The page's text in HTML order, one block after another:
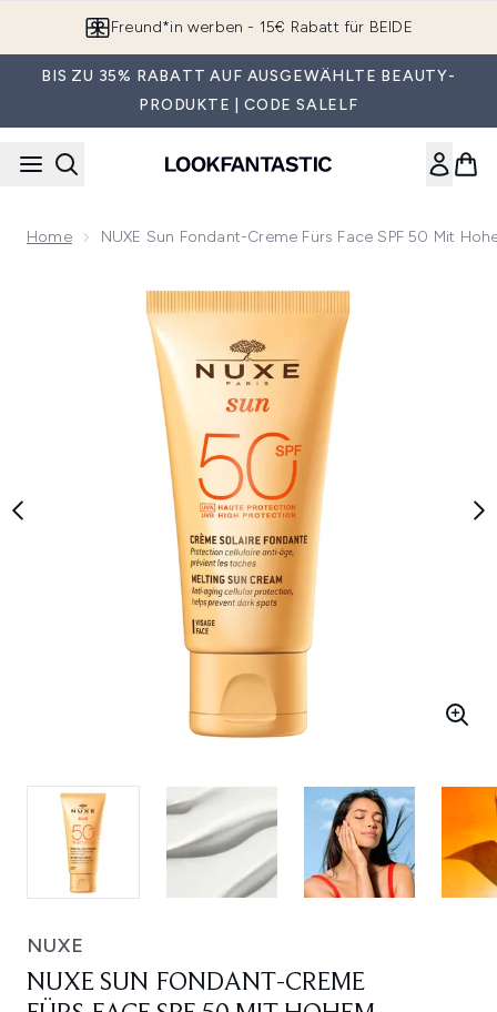
Freund*in werben - 15€ Rabatt für BEIDE
BIS ZU 35% RABATT AUF AUSGEWÄHLTE BEAUTY-
PRODUKTE | CODE SALELF
Home NUXE Sun Fondant-Creme Fürs Face SPF 50 Mit
NUXE
NUXE SUN FONDANT-CREME